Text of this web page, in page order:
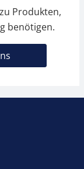
Produkten,
benötigen.